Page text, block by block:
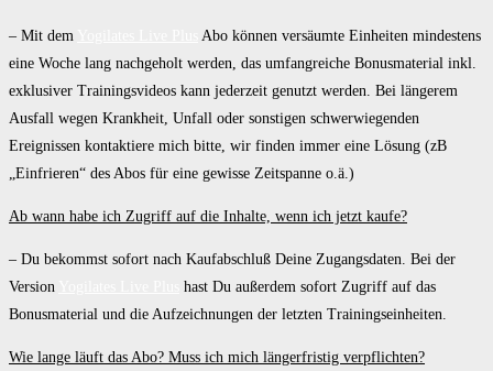
– Mit dem
Abo können versäumte Einheiten mindestens
eine Woche lang nachgeholt werden, das umfangreiche Bonusmaterial inkl.
exklusiver Trainingsvideos kann jederzeit genutzt werden. Bei längerem
Ausfall wegen Krankheit, Unfall oder sonstigen schwerwiegenden
Ereignissen kontaktiere mich bitte, wir finden immer eine Lösung (zB
„Einfrieren“ des Abos für eine gewisse Zeitspanne o.ä.)
Ab wann habe ich Zugriff auf die Inhalte, wenn ich jetzt kaufe?
– Du bekommst sofort nach Kaufabschluß Deine Zugangsdaten. Bei der
Version
hast Du außerdem sofort Zugriff auf das
Bonusmaterial und die Aufzeichnungen der letzten Trainingseinheiten.
Wie lange läuft das Abo? Muss ich mich längerfristig verpflichten?